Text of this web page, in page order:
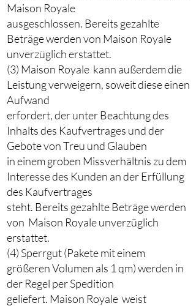
Maison Royale
ausgeschlossen. Bereits gezahlte
Beträge werden von Maison Royale
unverzüglich erstattet.
(3) Maison Royale kann außerdem die
Leistung verweigern, soweit diese einen
Aufwand
erfordert, der unter Beachtung des
Inhalts des Kaufvertrages und der
Gebote von Treu und Glauben
in einem groben Missverhältnis zu dem
Interesse des Kunden an der Erfüllung
des Kaufvertrages
steht. Bereits gezahlte Beträge werden
von Maison Royale unverzüglich
erstattet.
(4) Sperrgut (Pakete mit einem
größeren Volumen als 1 qm) werden in
der Regel per Spedition
geliefert. Maison Royale weist